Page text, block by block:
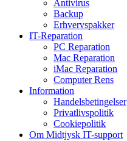
Antivirus
Backup
Erhvervspakker
IT-Reparation
PC Reparation
Mac Reparation
iMac Reparation
Computer Rens
Information
Handelsbetingelser
Privatlivspolitik
Cookiepolitik
Om Midtjysk IT-support